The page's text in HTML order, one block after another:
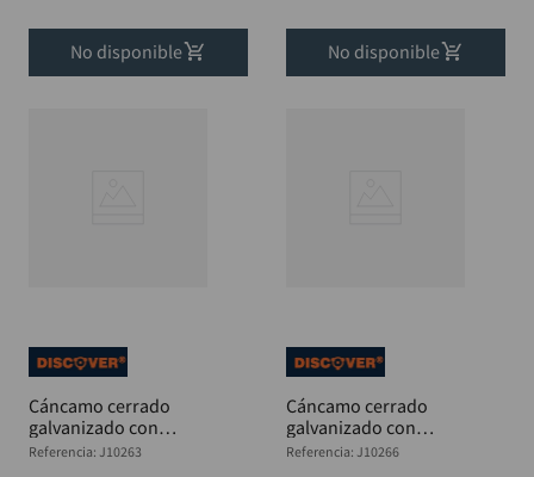
No disponible No disponible
Cáncamo cerrado
galvanizado con
tuerca 1/4 x 4"
Referencia: J10263
Cáncamo cerrado
galvanizado con
tuerca 5/16x 3"
Referencia: J10266